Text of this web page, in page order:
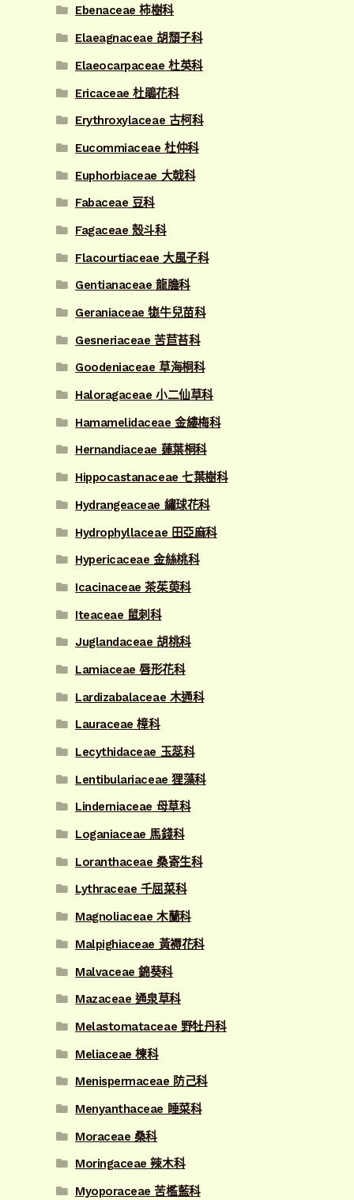
Ebenaceae 柿樹科
Elaeagnaceae 胡頹子科
Elaeocarpaceae 杜英科
Ericaceae 杜鵑花科
Erythroxylaceae 古柯科
Eucommiaceae 杜仲科
Euphorbiaceae 大戟科
Fabaceae 豆科
Fagaceae 殼斗科
Flacourtiaceae 大風子科
Gentianaceae 龍膽科
Geraniaceae 牻牛兒苗科
Gesneriaceae 苦苣苔科
Goodeniaceae 草海桐科
Haloragaceae 小二仙草科
Hamamelidaceae 金縷梅科
Hernandiaceae 蓮葉桐科
Hippocastanaceae 七葉樹科
Hydrangeaceae 繡球花科
Hydrophyllaceae 田亞麻科
Hypericaceae 金絲桃科
Icacinaceae 茶茱萸科
Iteaceae 鼠刺科
Juglandaceae 胡桃科
Lamiaceae 唇形花科
Lardizabalaceae 木通科
Lauraceae 樟科
Lecythidaceae 玉蕊科
Lentibulariaceae 狸藻科
Linderniaceae 母草科
Loganiaceae 馬錢科
Loranthaceae 桑寄生科
Lythraceae 千屈菜科
Magnoliaceae 木蘭科
Malpighiaceae 黃褥花科
Malvaceae 錦葵科
Mazaceae 通泉草科
Melastomataceae 野牡丹科
Meliaceae 楝科
Menispermaceae 防己科
Menyanthaceae 睡菜科
Moraceae 桑科
Moringaceae 辣木科
Myoporaceae 苦檻藍科